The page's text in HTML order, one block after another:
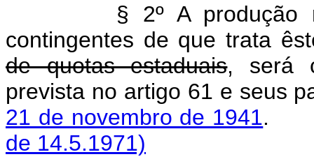
§ 2º A produção
contingentes de que trata
de quotas estaduais, será
prevista no artigo 61 e seus
21 de novembro de 1941
de 14.5.1971)